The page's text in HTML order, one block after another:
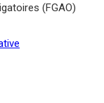
(FGAO)